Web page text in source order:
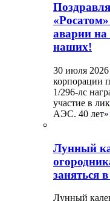
аварии
наших!
30 июля 2026
корпорации
1/296-лс
участие в
АЭС. 40 лет»
Лунный
заняться в
Лунный